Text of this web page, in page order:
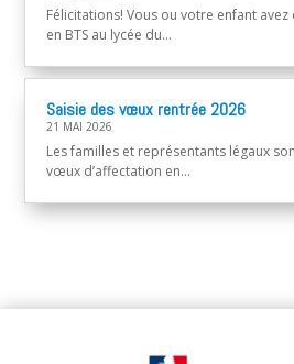
Félicitations! Vous ou votre enfant
en BTS au lycée du...
Saisie des vœux rentrée 2026
21 MAI 2026
Les familles et représentants légaux
vœux d’affectation en...